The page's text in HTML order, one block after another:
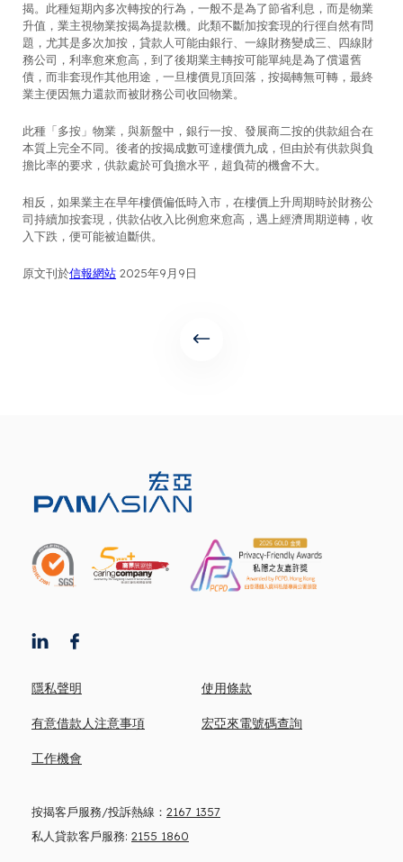
揭。此種短期內多次轉按的行為，一般不是為了節省利息，而是物業
升值，業主視物業按揭為提款機。此類不斷加按套現的行徑自然有問
題，尤其是多次加按，貸款人可能由銀行、一線財務變成三、四線財
務公司，利率愈來愈高，到了後期業主轉按可能單純是為了償還舊
債，而非套現作其他用途，一旦樓價見頂回落，按揭轉無可轉，最終
業主便因無力還款而被財務公司收回物業。
此種「多按」物業，與新盤中，銀行一按、發展商二按的供款組合在
本質上完全不同。後者的按揭成數可達樓價九成，但由於有供款與負
擔比率的要求，供款處於可負擔水平，超負荷的機會不大。
相反，如果業主在早年樓價偏低時入市，在樓價上升周期時於財務公
司持續加按套現，供款佔收入比例愈來愈高，遇上經濟周期逆轉，收
入下跌，便可能被迫斷供。
原文刊於信報網站 2025年9月9日
按揭客戶服務/投訴熱線： 2167 1357
私人貸款客戶服務: 2155 1860
隱私聲明 使用條款
有意借款人注意事項 宏亞來電號碼查詢
工作機會